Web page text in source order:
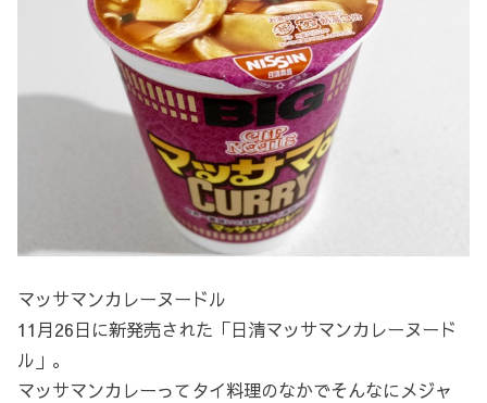
マッサマンカレーヌードル
11月26日に新発売された「日清マッサマンカレーヌード
ル」。
マッサマンカレーってタイ料理のなかでそんなにメジャ